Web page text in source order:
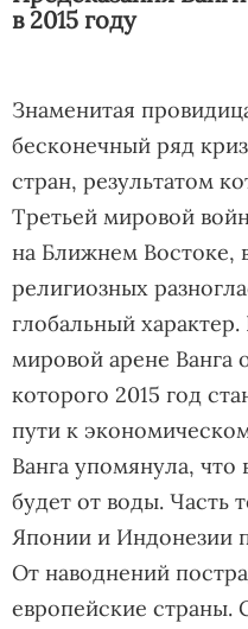
в 2015 году
Знаменитая
бесконечный ряд
стран, результатом
Третьей мировой
на Ближнем Востоке,
религиозных
глобальный
мировой арене Ванга
которого 2015 год
пути к
Ванга упомянула,
будет от воды. Часть
Японии и Индонезии
От наводнений
европейские страны.